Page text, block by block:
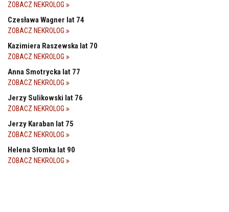
ZOBACZ NEKROLOG
Czesława Wagner lat 74
ZOBACZ NEKROLOG
Kazimiera Raszewska lat 70
ZOBACZ NEKROLOG
Anna Smotrycka lat 77
ZOBACZ NEKROLOG
Jerzy Sulikowski lat 76
ZOBACZ NEKROLOG
Jerzy Karaban lat 75
ZOBACZ NEKROLOG
Helena Słomka lat 90
ZOBACZ NEKROLOG